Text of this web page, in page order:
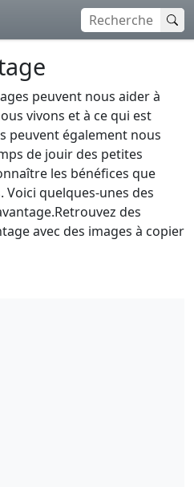
peuvent nous aider à
vivons et à ce qui est
peuvent également nous
de jouir des petites
les bénéfices que
Voici quelques-unes des
des
avec des images à copier